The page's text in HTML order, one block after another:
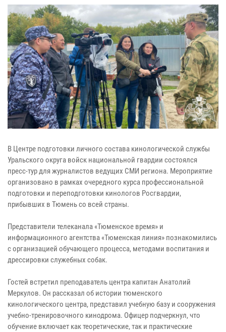
В Центре подготовки личного состава кинологической службы
Уральского округа войск национальной гвардии состоялся
пресс-тур для журналистов ведущих СМИ региона. Мероприятие
организовано в рамках очередного курса профессиональной
подготовки и переподготовки кинологов Росгвардии,
прибывших в Тюмень со всей страны.
Представители телеканала «Тюменское время» и
информационного агентства «Тюменская линия» познакомились
с организацией обучающего процесса, методами воспитания и
дрессировки служебных собак.
Гостей встретил преподаватель центра капитан Анатолий
Меркулов. Он рассказал об истории тюменского
кинологического центра, представил учебную базу и сооружения
учебно-тренировочного кинодрома. Офицер подчеркнул, что
обучение включает как теоретические, так и практические